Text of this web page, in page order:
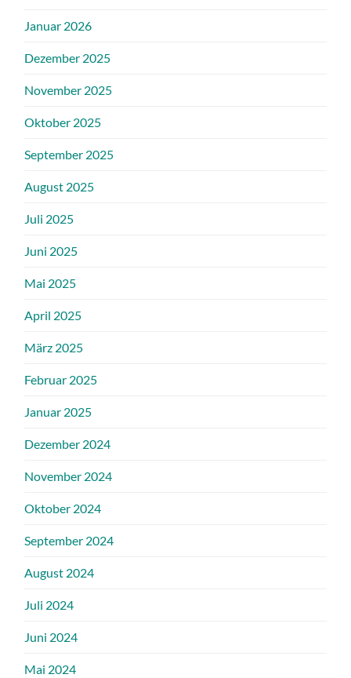
Januar 2026
Dezember 2025
November 2025
Oktober 2025
September 2025
August 2025
Juli 2025
Juni 2025
Mai 2025
April 2025
März 2025
Februar 2025
Januar 2025
Dezember 2024
November 2024
Oktober 2024
September 2024
August 2024
Juli 2024
Juni 2024
Mai 2024